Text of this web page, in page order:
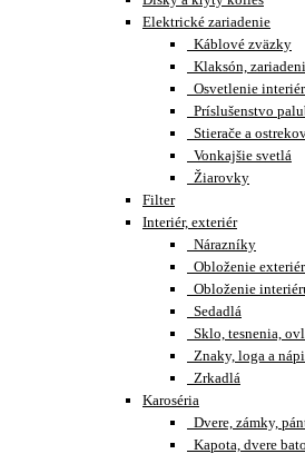
Elektrické zariadenie
Káblové zväzky
Klaksón,
Osvetlenie
Príslušenstvo
Stierače a
Vonkajšie svetlá
Žiarovky
Filter
Interiér, exteriér
Nárazníky
Obloženie
Obloženie
Sedadlá
Sklo, tesnenia,
Znaky, loga a
Zrkadlá
Karoséria
Dvere, zámky,
Kapota, dvere